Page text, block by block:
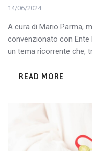
14/06/2024
A cura di Mario Parma,
convenzionato con Ente
un tema ricorrente che,
READ MORE